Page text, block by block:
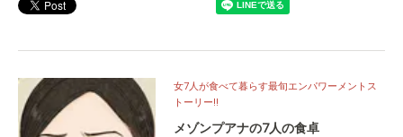
女7人が食べて暮らす最旬エンパワーメントス
トーリー!!
メゾンプアナの7人の食卓